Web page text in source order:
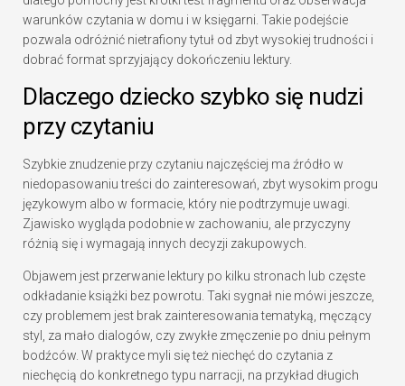
warunków czytania w domu i w księgarni. Takie podejście
pozwala odróżnić nietrafiony tytuł od zbyt wysokiej trudności i
dobrać format sprzyjający dokończeniu lektury.
Dlaczego dziecko szybko się nudzi
przy czytaniu
Szybkie znudzenie przy czytaniu najczęściej ma źródło w
niedopasowaniu treści do zainteresowań, zbyt wysokim progu
językowym albo w formacie, który nie podtrzymuje uwagi.
Zjawisko wygląda podobnie w zachowaniu, ale przyczyny
różnią się i wymagają innych decyzji zakupowych.
Objawem jest przerwanie lektury po kilku stronach lub częste
odkładanie książki bez powrotu. Taki sygnał nie mówi jeszcze,
czy problemem jest brak zainteresowania tematyką, męczący
styl, za mało dialogów, czy zwykłe zmęczenie po dniu pełnym
bodźców. W praktyce myli się też niechęć do czytania z
niechęcią do konkretnego typu narracji, na przykład długich